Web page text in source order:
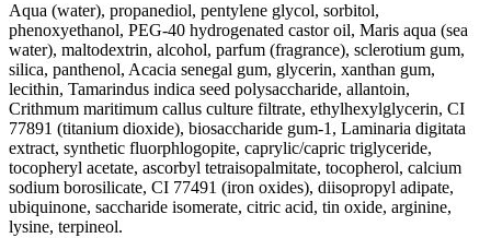
Aqua (water), propanediol, pentylene glycol, sorbitol,
phenoxyethanol, PEG-40 hydrogenated castor oil, Maris aqua (sea
water), maltodextrin, alcohol, parfum (fragrance), sclerotium gum,
silica, panthenol, Acacia senegal gum, glycerin, xanthan gum,
lecithin, Tamarindus indica seed polysaccharide, allantoin,
Crithmum maritimum callus culture filtrate, ethylhexylglycerin, CI
77891 (titanium dioxide), biosaccharide gum-1, Laminaria digitata
extract, synthetic fluorphlogopite, caprylic/capric triglyceride,
tocopheryl acetate, ascorbyl tetraisopalmitate, tocopherol, calcium
sodium borosilicate, CI 77491 (iron oxides), diisopropyl adipate,
ubiquinone, saccharide isomerate, citric acid, tin oxide, arginine,
lysine, terpineol.